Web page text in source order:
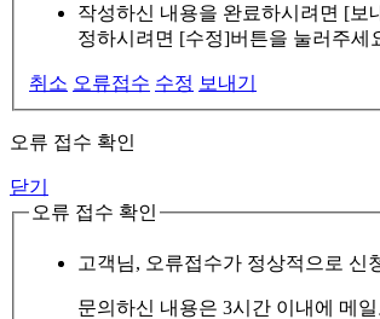
작성하신 내용을 완료하시려면 [보
정하시려면 [수정]버튼을 눌러주세
취소 오류접수 수정 보내기
오류 접수 확인
닫기
오류 접수 확인
고객님, 오류접수가 정상적으로 신
문의하신 내용은 3시간 이내에 메